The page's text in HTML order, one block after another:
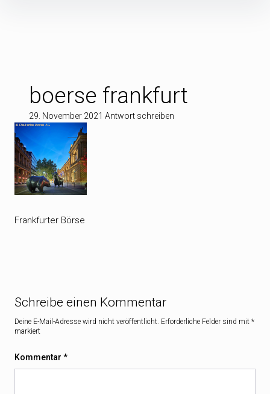
boerse frankfurt
29. November 2021 Antwort schreiben
Frankfurter Börse
Schreibe einen Kommentar
Deine E-Mail-Adresse wird nicht veröffentlicht. Erforderliche Felder sind mit *
markiert
Kommentar *